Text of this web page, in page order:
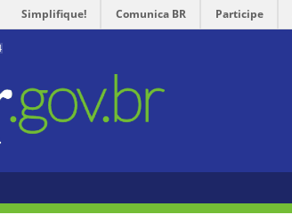
Simplifique! Comunica BR Participe